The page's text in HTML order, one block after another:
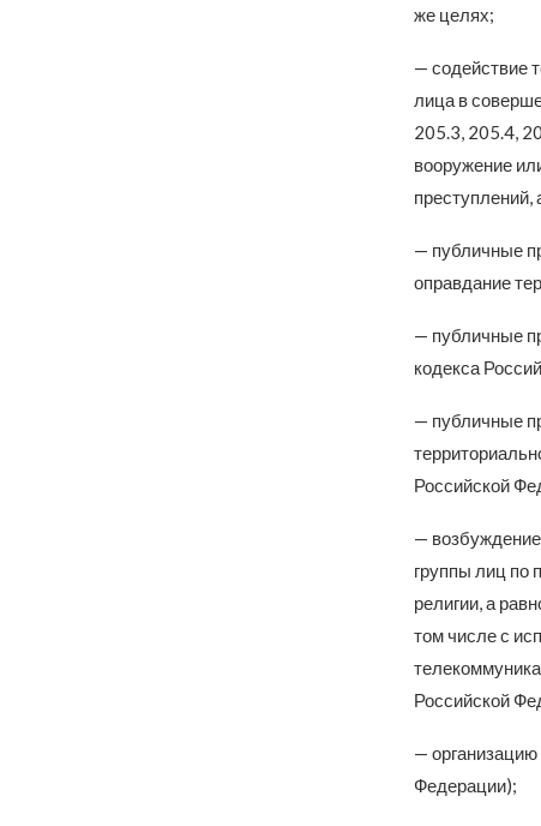
же целях;
— содействие
лица в
205.3, 205.4,
вооружение
преступлений,
— публичные
оправдание
— публичные
кодекса
— публичные
Российской
—
группы лиц по
религии, а
том числе с
Российской
— организацию
Федерации);